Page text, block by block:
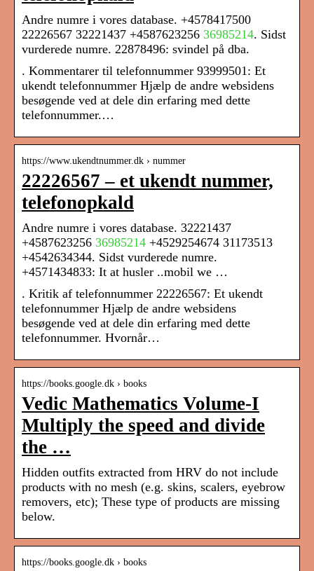
Andre numre i vores database. +4578417500
22226567 32221437 +4587623256 36985214. Sidst
vurderede numre. 22878496: svindel på dba.
. Kommentarer til telefonnummer 93999501: Et
ukendt telefonnummer Hjælp de andre websidens
besøgende ved at dele din erfaring med dette
telefonnummer.…
https://www.ukendtnummer.dk › nummer
22226567 – et ukendt nummer,
telefonopkald
Andre numre i vores database. 32221437
+4587623256 36985214 +4529254674 31173513
+4542634344. Sidst vurderede numre.
+4571434833: It at husler ..mobil we …
. Kritik af telefonnummer 22226567: Et ukendt
telefonnummer Hjælp de andre websidens
besøgende ved at dele din erfaring med dette
telefonnummer. Hvornår…
https://books.google.dk › books
Vedic Mathematics Volume-I
Multiply the speed and divide
the …
Hidden outfits extracted from HRV do not include
products with no mesh (e.g. skins, scalers, eyebrow
removers, etc); These type of products are missing
below.
https://books.google.dk › books